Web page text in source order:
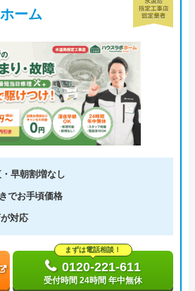
ーム
早朝割増なし
でお手頃価格
対応
まずは電話相談！
0120-221-611
受付時間 24時間 年中無休